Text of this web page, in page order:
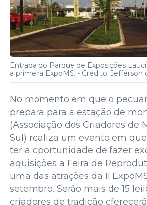
Entrada do Parque de Exposições
a primeira ExpoMS. - Crédito: Jefferson
No momento em que o
prepara para a estação de
(Associação dos Criadores de
Sul) realiza um evento em
ter a oportunidade de fazer
aquisições a Feira de
uma das atrações da II
setembro. Serão mais de 15
criadores de tradição